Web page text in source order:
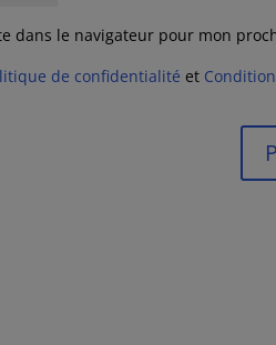
dans le navigateur pour mon
de confidentialité et